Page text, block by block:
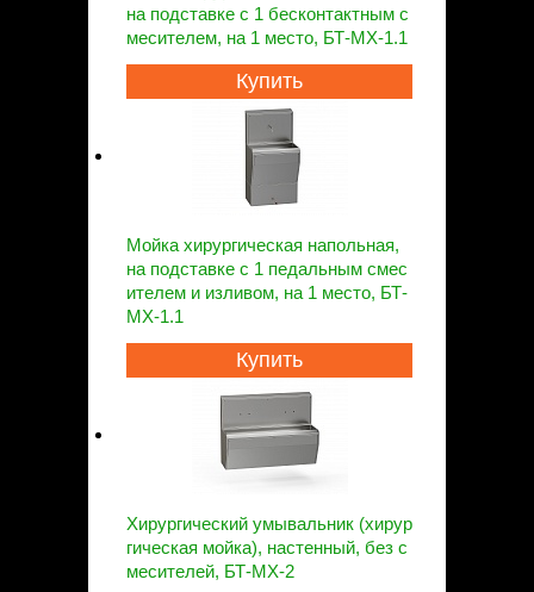
на подставке с 1 бесконтактным с
месителем, на 1 место, БТ-МХ-1.1
Купить
Мойка хирургическая напольная,
на подставке с 1 педальным смес
ителем и изливом, на 1 место, БТ-
МХ-1.1
Купить
Хирургический умывальник (хирур
гическая мойка), настенный, без с
месителей, БТ-МХ-2